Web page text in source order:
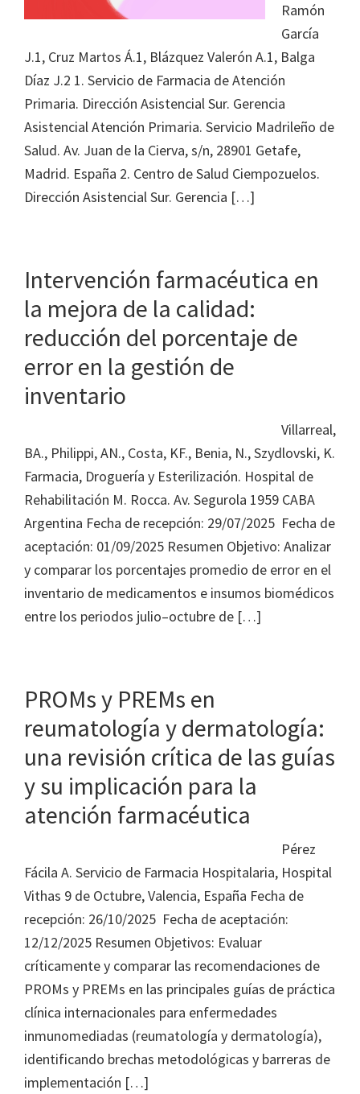
Ramón
García
J.1, Cruz Martos Á.1, Blázquez Valerón A.1, Balga
Díaz J.2 1. Servicio de Farmacia de Atención
Primaria. Dirección Asistencial Sur. Gerencia
Asistencial Atención Primaria. Servicio Madrileño de
Salud. Av. Juan de la Cierva, s/n, 28901 Getafe,
Madrid. España 2. Centro de Salud Ciempozuelos.
Dirección Asistencial Sur. Gerencia […]
Intervención farmacéutica en
la mejora de la calidad:
reducción del porcentaje de
error en la gestión de
inventario
Villarreal,
BA., Philippi, AN., Costa, KF., Benia, N., Szydlovski, K.
Farmacia, Droguería y Esterilización. Hospital de
Rehabilitación M. Rocca. Av. Segurola 1959 CABA
Argentina Fecha de recepción: 29/07/2025 Fecha de
aceptación: 01/09/2025 Resumen Objetivo: Analizar
y comparar los porcentajes promedio de error en el
inventario de medicamentos e insumos biomédicos
entre los periodos julio–octubre de […]
PROMs y PREMs en
reumatología y dermatología:
una revisión crítica de las guías
y su implicación para la
atención farmacéutica
Pérez
Fácila A. Servicio de Farmacia Hospitalaria, Hospital
Vithas 9 de Octubre, Valencia, España Fecha de
recepción: 26/10/2025 Fecha de aceptación:
12/12/2025 Resumen Objetivos: Evaluar
críticamente y comparar las recomendaciones de
PROMs y PREMs en las principales guías de práctica
clínica internacionales para enfermedades
inmunomediadas (reumatología y dermatología),
identificando brechas metodológicas y barreras de
implementación […]